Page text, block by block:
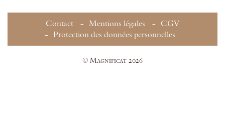
Contact Mentions légales
CGV
Protection des données personnelles
© Magnificat 2026